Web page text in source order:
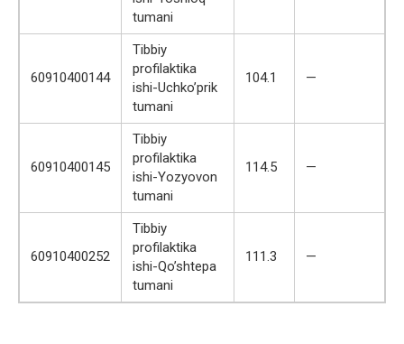
tumani
60910400144
Tibbiy
profilaktika
ishi-Uchko’prik
tumani
104.1 —
60910400145
Tibbiy
profilaktika
ishi-Yozyovon
tumani
114.5 —
60910400252
Tibbiy
profilaktika
ishi-Qo’shtepa
tumani
111.3 —